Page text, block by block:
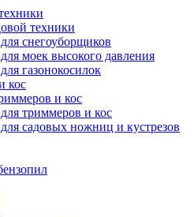
техники
снегоуборщиков
моек высокого давления
газонокосилок
кос
и кос
триммеров и кос
садовых ножниц и кустрезов